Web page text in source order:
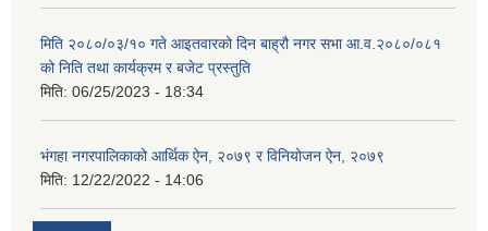
मिति २०८०/०३/१० गते आइतवारको दिन बाह्रौ नगर सभा आ.व.२०८०/०८१
को निति तथा कार्यक्रम र बजेट प्रस्तुति
मिति: 06/25/2023 - 18:34
भंगहा नगरपालिकाको आर्थिक ऐन, २०७९ र विनियोजन ऐन, २०७९
मिति: 12/22/2022 - 14:06